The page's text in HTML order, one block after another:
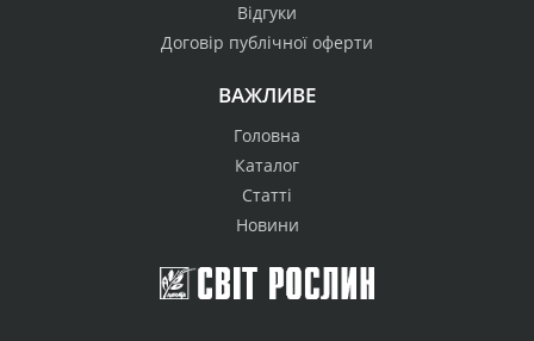
Відгуки
Договір публічної оферти
ВАЖЛИВЕ
Головна
Каталог
Статті
Новини